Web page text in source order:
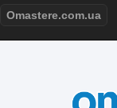
Omastere.com.ua